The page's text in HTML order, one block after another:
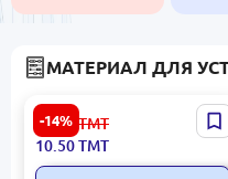
МАТЕРИАЛ ДЛЯ
-14%
Yalong YL99022-2 |
Счётные палочки из
пластика для обучения
12.30 ТМТ
10.50ТМТ